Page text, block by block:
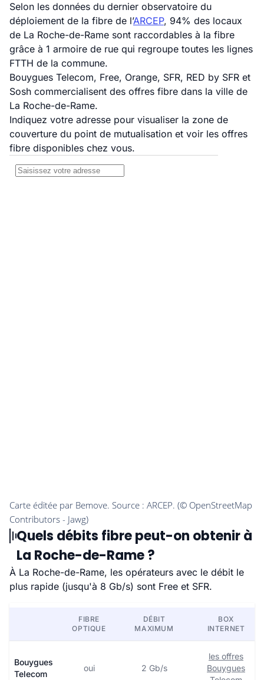
Selon les données du dernier observatoire du
déploiement de la fibre de l’ARCEP, 94% des locaux
de La Roche-de-Rame sont raccordables à la fibre
grâce à 1 armoire de rue qui regroupe toutes les lignes
FTTH de la commune.
Bouygues Telecom, Free, Orange, SFR, RED by SFR et
Sosh commercialisent des offres fibre dans la ville de
La Roche-de-Rame.
Indiquez votre adresse pour visualiser la zone de
couverture du point de mutualisation et voir les offres
fibre disponibles chez vous.
Quels débits fibre peut-on obtenir à
La Roche-de-Rame ?
À La Roche-de-Rame, les opérateurs avec le débit le
plus rapide (jusqu'à 8 Gb/s) sont Free et SFR.
FIBRE
OPTIQUE
DÉBIT
MAXIMUM
BOX
INTERNET
Bouygues
Telecom
oui 2 Gb/s
les offres
Bouygues